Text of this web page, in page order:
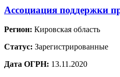
Ассоциация поддержки
Регион: Кировская область
Статус: Зарегистрированные
Дата ОГРН: 13.11.2020